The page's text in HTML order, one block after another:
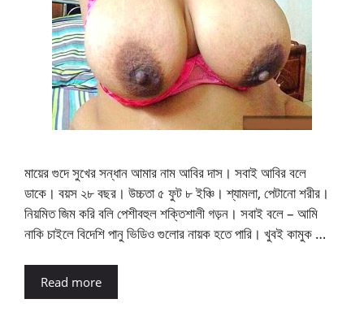
মায়ের গুদে সুখের সন্ধান আমার নাম আবির দাস। সবাই আবির বলে
ডাকে। বয়স ২৮ বছর। উচ্চতা ৫ ফুট ৮ ইঞ্চি। শ্যামলা, পেটানো শরীর।
নিয়মিত জিম করি বলি পেশীবহুল শক্তিশালী গড়ন। সবাই বলে – আমি
নাকি চাইলে বিদেশি পানু ভিডিও গুলোর নায়ক হতে পারি। খুবই কামুক …
Read more